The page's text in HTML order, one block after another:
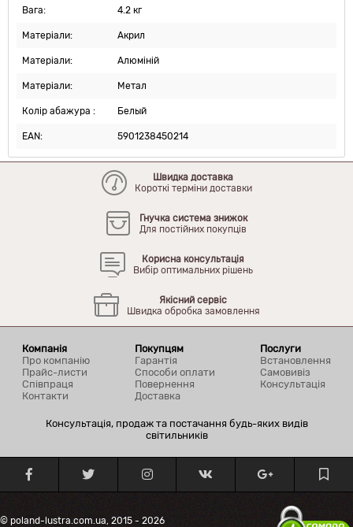
Вага: 4.2 кг
Матеріали: Акрил
Матеріали: Алюміній
Матеріали: Метал
Колір абажура : Белый
EAN: 5901238450214
Швидка доставка
Короткі терміни доставки
Гнучка система знижок
Для постійних покупців
Корисна консультація
Вибір оптимальних рішень
Якісний сервіс
Швидка обробка замовлення
Компанія
Про компанію
Прайс-листи
Співпраця
Контакти
Покупцям
Гарантія
Способи оплати
Повернення
Доставка
Послуги
Встановлення
Самовивіз
Консультація
Консультація, продаж та постачання будь-яких видів
світильників
© poland-lustra.com.ua, 2015 - 2026